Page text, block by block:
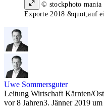
© stockphoto mania
Exporte 2018 &quot;auf
Uwe Sommersguter
Leitung Wirtschaft Kärnten/
vor 8 Jahren3. Jänner 2019